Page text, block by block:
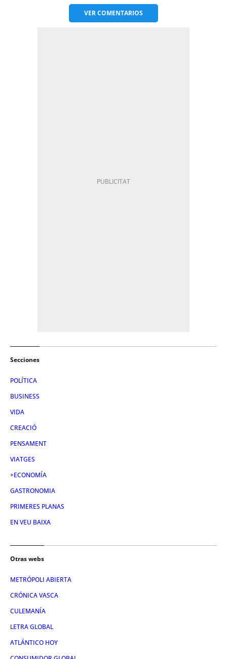
VERCOMENTARIOS
Secciones
POLÍTICA
BUSINESS
VIDA
CREACIÓ
PENSAMENT
VIATGES
+ECONOMÍA
GASTRONOMIA
PRIMERES PLANAS
EN VEU BAIXA
Otras webs
METRÓPOLI ABIERTA
CRÓNICA VASCA
CULEMANÍA
LETRA GLOBAL
ATLÁNTICO HOY